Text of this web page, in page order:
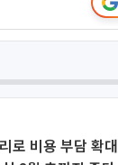
로 비용 부담 확대